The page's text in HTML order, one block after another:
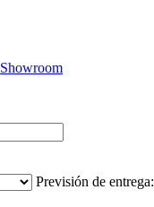
Showroom
Previsión de entrega: